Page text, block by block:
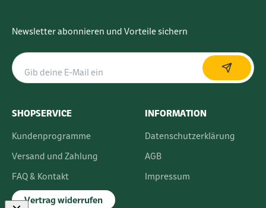
Newsletter abonnieren und Vorteile sichern
SHOPSERVICE
Kundenprogramme
Versand und Zahlung
FAQ & Kontakt
Vertrag widerrufen
INFORMATION
Datenschutzerklärung
AGB
Impressum